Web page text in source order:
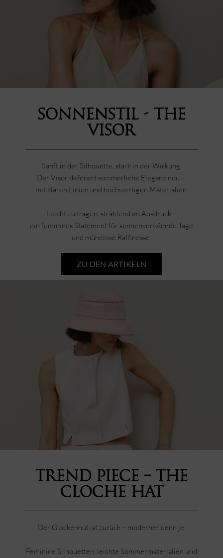
Sonnenstil - The
Visor
Sanft in der Silhouette, stark in der Wirkung.
Der Visor definiert sommerliche Eleganz neu –
mit klaren Linien und hochwertigen Materialien.
Leicht zu tragen, strahlend im Ausdruck –
ein feminines Statement für sonnenverwöhnte Tage
und mühelose Raffinesse.
ZU DEN ARTIKELN
Trend Piece – The
Cloche Hat
Der Glockenhut ist zurück – moderner denn je.
Feminine Silhouetten, leichte Sommermaterialien und